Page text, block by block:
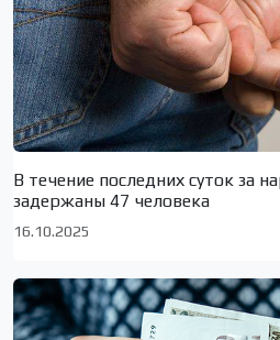
В течение последних суток за
задержаны 47 человека
16.10.2025